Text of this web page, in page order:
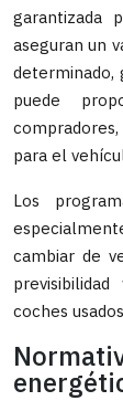
garantizada
aseguran un
determinado,
puede
para el
Los
cambiar de
coches